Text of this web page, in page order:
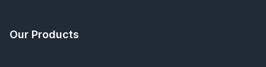
Our Products